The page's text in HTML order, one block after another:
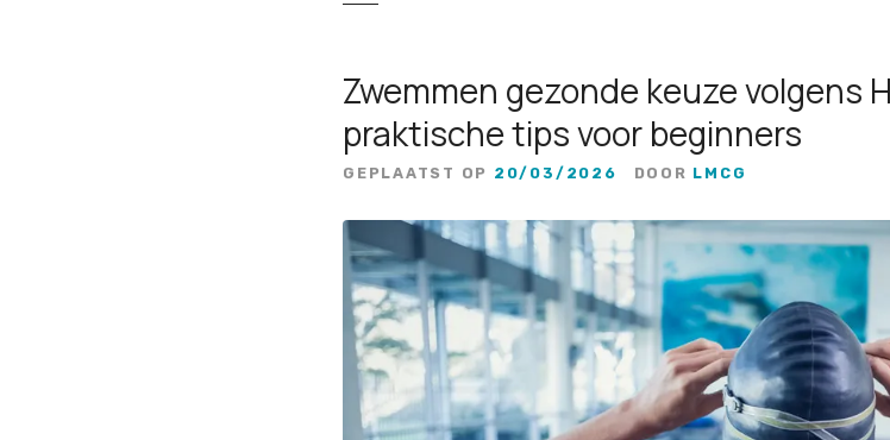
Zwemmen gezonde keuze volgens
praktische tips voor beginners
GEPLAATST OP 20/03/2026 DOOR LMCG